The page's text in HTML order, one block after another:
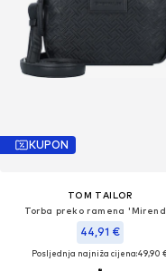
KUPON
TOM TAILOR
Torba preko ramena
44,91 €
Posljednja najniža cijena:49,90